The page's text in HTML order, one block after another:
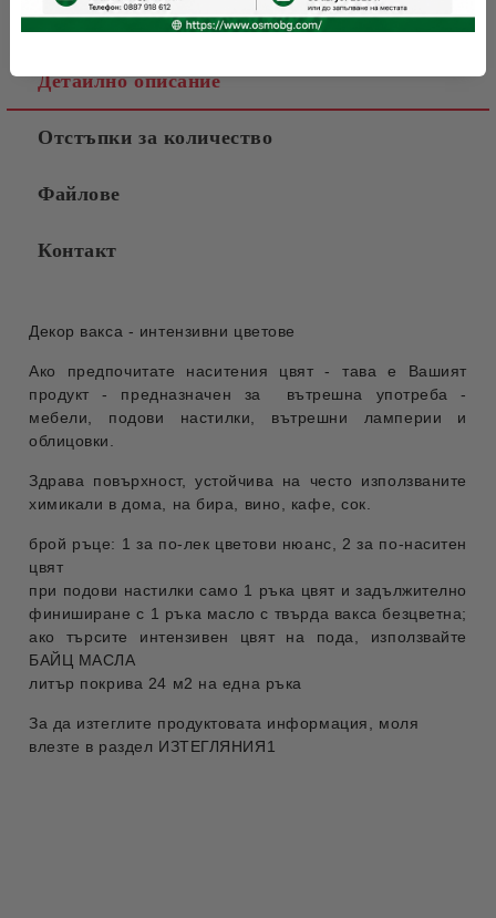
Детайлно описание
Отстъпки за количество
Файлове
Контакт
Декор вакса - интензивни цветове
Ако предпочитате наситения цвят - тава е Вашият
продукт - предназначен за вътрешна употреба -
мебели, подови настилки, вътрешни ламперии и
облицовки.
Здрава повърхност, устойчива на често използваните
химикали в дома, на бира, вино, кафе, сок.
брой ръце: 1 за по-лек цветови нюанс, 2 за по-наситен
цвят
при подови настилки само 1 ръка цвят и задължително
финиширане с 1 ръка масло с твърда вакса безцветна;
ако търсите интензивен цвят на пода, използвайте
БАЙЦ МАСЛА
литър покрива 24 м2 на една ръка
За да изтеглите продуктовата информация, моля
влезте в раздел ИЗТЕГЛЯНИЯ1